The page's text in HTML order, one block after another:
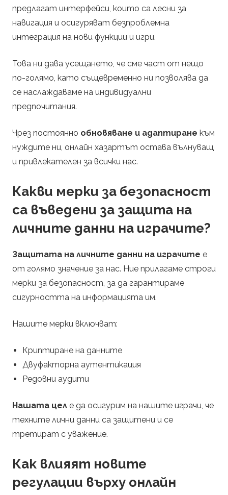
предлагат интерфейси, които са лесни за
навигация и осигуряват безпроблемна
интеграция на нови функции и игри.
Това ни дава усещането, че сме част от нещо
по-голямо, като същевременно ни позволява да
се наслаждаваме на индивидуални
предпочитания.
Чрез постоянно обновяване и адаптиране към
нуждите ни, онлайн хазартът остава вълнуващ
и привлекателен за всички нас.
Какви мерки за безопасност
са въведени за защита на
личните данни на играчите?
Защитата на личните данни на играчите е
от голямо значение за нас. Ние прилагаме строги
мерки за безопасност, за да гарантираме
сигурността на информацията им.
Нашите мерки включват:
Криптиране на данните
Двуфакторна аутентикация
Редовни аудити
Нашата цел е да осигурим на нашите играчи, че
техните лични данни са защитени и се
третират с уважение.
Как влияят новите
регулации върху онлайн